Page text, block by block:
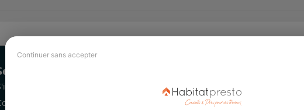
Continuer sans accepter
Pro
ça marche
Revue de presse